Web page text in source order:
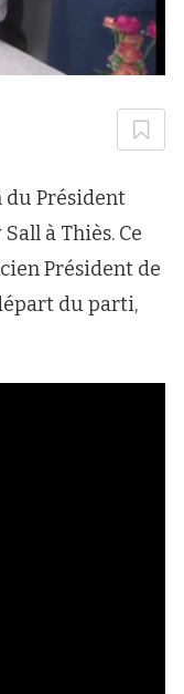
du Président
à Thiès. Ce
Président de
du parti,